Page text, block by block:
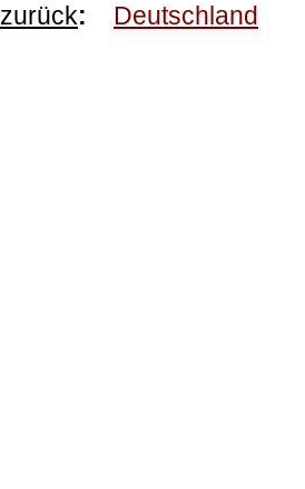
zurück: Deutschland